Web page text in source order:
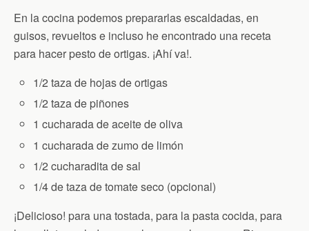
En la cocina podemos prepararlas escaldadas, en
guisos, revueltos e incluso he encontrado una receta
para hacer pesto de ortigas. ¡Ahí va!.
1/2 taza de hojas de ortigas
1/2 taza de piñones
1 cucharada de aceite de oliva
1 cucharada de zumo de limón
1/2 cucharadita de sal
1/4 de taza de tomate seco (opcional)
¡Delicioso! para una tostada, para la pasta cocida, para